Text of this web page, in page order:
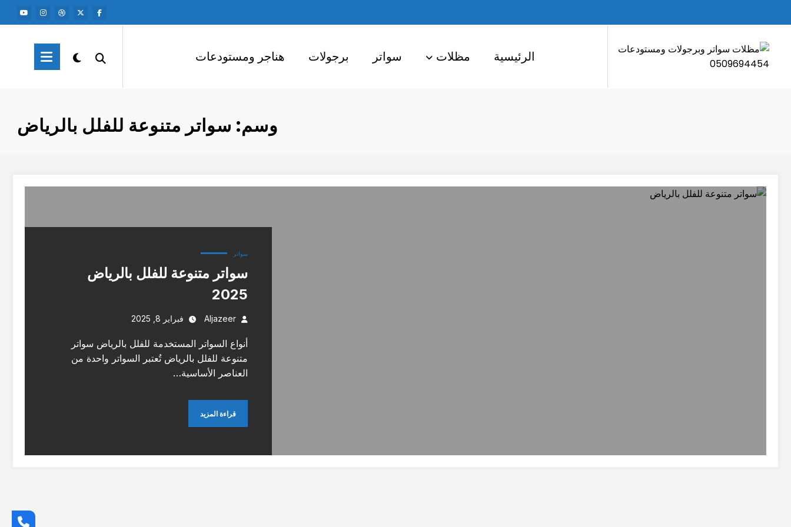
إلى
الرئيسية مظلات سواتر برجولات هناجر ومستودعات
وسم: سواتر متنوعة للفلل بالرياض
سواتر
سواتر متنوعة للفلل بالرياض
2025
Aljazeer فبراير 8, 2025
أنواع السواتر المستخدمة للفلل بالرياض سواتر
متنوعة للفلل بالرياض تُعتبر السواتر واحدة من
العناصر الأساسية…
قراءة المزيد